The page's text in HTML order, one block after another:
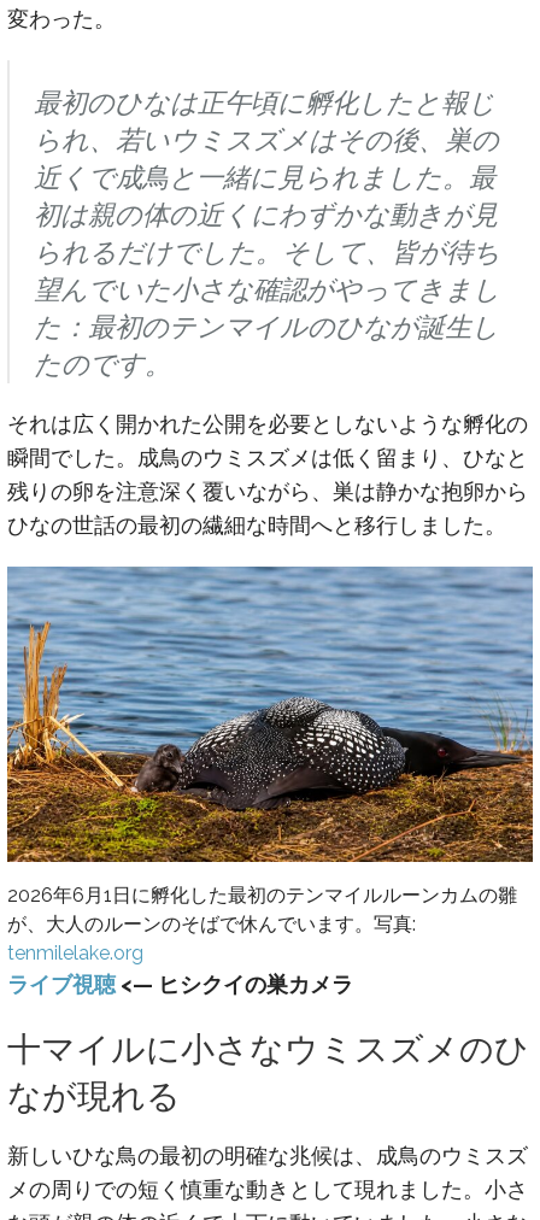
変わった。
最初のひなは正午頃に孵化したと報じ
られ、若いウミスズメはその後、巣の
近くで成鳥と一緒に見られました。最
初は親の体の近くにわずかな動きが見
られるだけでした。そして、皆が待ち
望んでいた小さな確認がやってきまし
た：最初のテンマイルのひなが誕生し
たのです。
それは広く開かれた公開を必要としないような孵化の
瞬間でした。成鳥のウミスズメは低く留まり、ひなと
残りの卵を注意深く覆いながら、巣は静かな抱卵から
ひなの世話の最初の繊細な時間へと移行しました。
2026年6月1日に孵化した最初のテンマイルルーンカムの雛
が、大人のルーンのそばで休んでいます。写真:
tenmilelake.org
ライブ視聴<— ヒシクイの巣カメラ
十マイルに小さなウミスズメのひ
なが現れる
新しいひな鳥の最初の明確な兆候は、成鳥のウミスズ
メの周りでの短く慎重な動きとして現れました。小さ